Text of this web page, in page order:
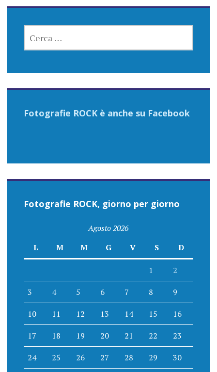
PER:
Fotografie ROCK è anche su Facebook
Fotografie ROCK, giorno per giorno
Agosto 2026
L
M M G V S D
1 2
3 4 5 6 7 8 9
10 11 12 13 14 15 16
17 18 19 20 21 22 23
24 25 26 27 28 29 30